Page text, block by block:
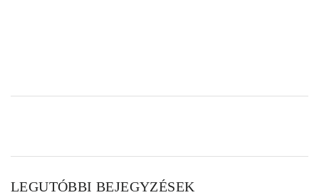
LEGUTÓBBI BEJEGYZÉSEK